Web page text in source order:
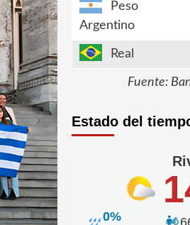
Peso
Argentino
Real
Fuente:
Estado del
0%